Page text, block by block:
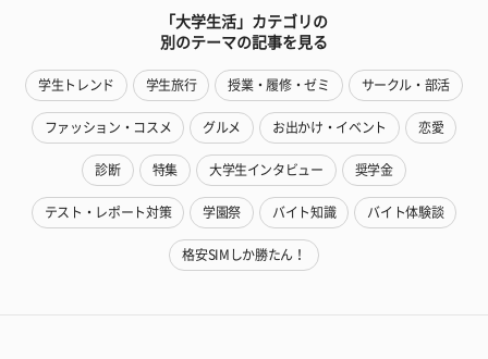
「大学生活」カテゴリの
別のテーマの記事を見る
学生トレンド 学生旅行 授業・履修・ゼミ サークル・部活
ファッション・コスメ グルメ お出かけ・イベント 恋愛
診断 特集 大学生インタビュー 奨学金
テスト・レポート対策 学園祭 バイト知識 バイト体験談
格安SIMしか勝たん！